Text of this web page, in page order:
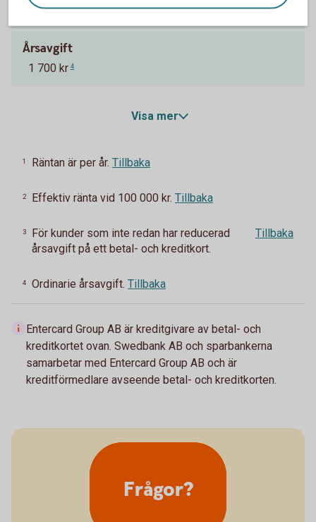
1 400 kr 3
Årsavgift
1 700 kr 4
Visa mer
1 Räntan är per år. Tillbaka
2 Effektiv ränta vid 100 000 kr. Tillbaka
3
För kunder som inte redan har reducerad
årsavgift på ett betal- och kreditkort.
Tillbaka
4 Ordinarie årsavgift. Tillbaka
Entercard Group AB är kreditgivare av betal- och
kreditkortet ovan. Swedbank AB och sparbankerna
samarbetar med Entercard Group AB och är
kreditförmedlare avseende betal- och kreditkorten.
Frågor?